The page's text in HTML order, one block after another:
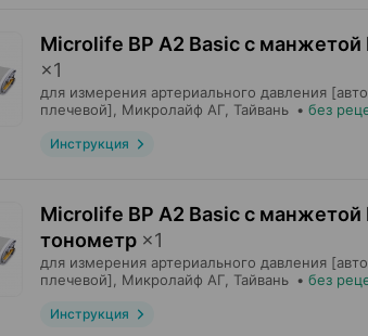
Microlife BP A2 Basic с
×1
для измерения артериального давления
плечевой],
Микролайф АГ , Тайвань • без
Инструкция
Microlife BP A2 Basic с
тонометр ×1
для измерения артериального давления
плечевой],
Микролайф АГ , Тайвань • без
Инструкция